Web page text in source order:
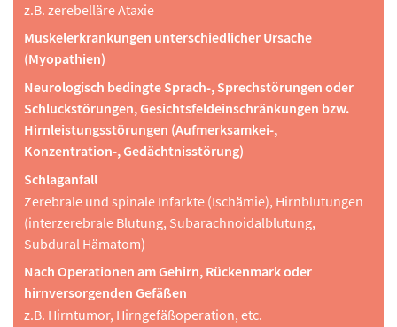
Ernährung
Ernährungsberatung und Schulungen, Lehrküche,
energiedefinierte Kost, Sonderernährung, Diabetes Kost,
Vegetarische Kost, Vollwertkost, Glutenfreie Kost
Elektrotherapie
Ultraschall, Interferenzstrom, Iontophorese
Massagen und Lymphdrainage
Ganzkörpermassage, Teilkörpermassage,
Bindegewebsmassage, Lymphdrainage manuell und
apparativ, Reflexzonenmassagen
Rehabilitation, Heilmittel, Nachsorge, Prävention
Sämtliche Behandlungsmöglichkeiten erfolgen im ZAR
ausschließlich ambulant.
z.B. zerebelläre Ataxie
Muskelerkrankungen unterschiedlicher Ursache
(Myopathien)
Neurologisch bedingte Sprach-, Sprechstörungen oder
Schluckstörungen, Gesichtsfeldeinschränkungen bzw.
Hirnleistungsstörungen (Aufmerksamkei-,
Konzentration-, Gedächtnisstörung)
Schlaganfall
Zerebrale und spinale Infarkte (Ischämie), Hirnblutungen
(interzerebrale Blutung, Subarachnoidalblutung,
Subdural Hämatom)
Nach Operationen am Gehirn, Rückenmark oder
hirnversorgenden Gefäßen
z.B. Hirntumor, Hirngefäßoperation, etc.